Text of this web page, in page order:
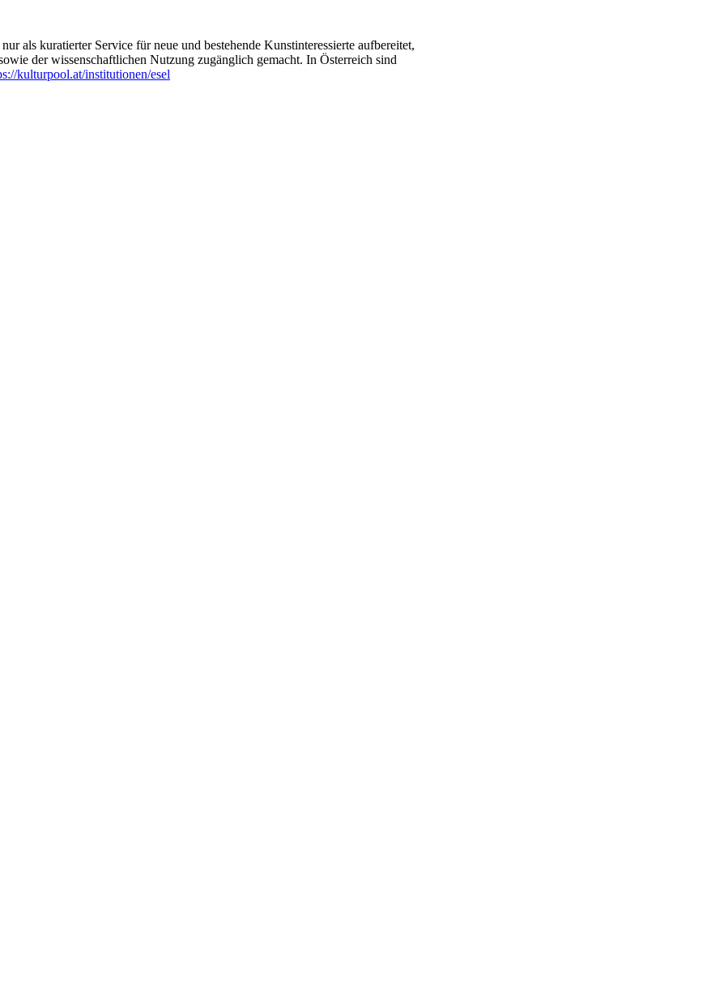
als kuratierter Service für neue und bestehende Kunstinteressierte aufbereitet,
der wissenschaftlichen Nutzung zugänglich gemacht. In Österreich sind
kulturpool.at/institutionen/esel